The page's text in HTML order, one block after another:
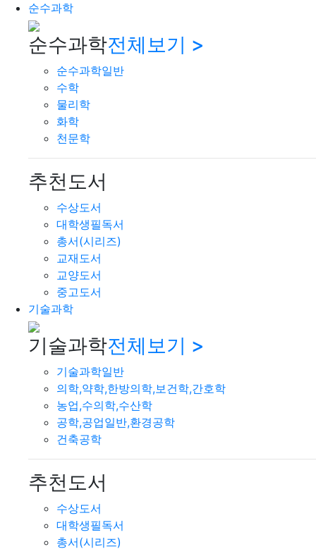
순수과학
순수과학전체보기 >
순수과학일반
수학
물리학
화학
천문학
추천도서
수상도서
대학생필독서
총서(시리즈)
교재도서
교양도서
중고도서
기술과학
기술과학전체보기 >
기술과학일반
의학,약학,한방의학,보건학,간호학
농업,수의학,수산학
공학,공업일반,환경공학
건축공학
추천도서
수상도서
대학생필독서
총서(시리즈)